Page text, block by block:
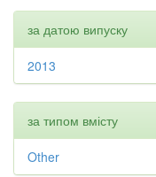
за датою випуску
2013
за типом вмісту
Other